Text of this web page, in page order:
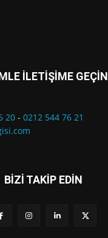
İLETİŞİME GEÇİN
20 - 0212 544 76 21
BİZİ TAKİP EDİN